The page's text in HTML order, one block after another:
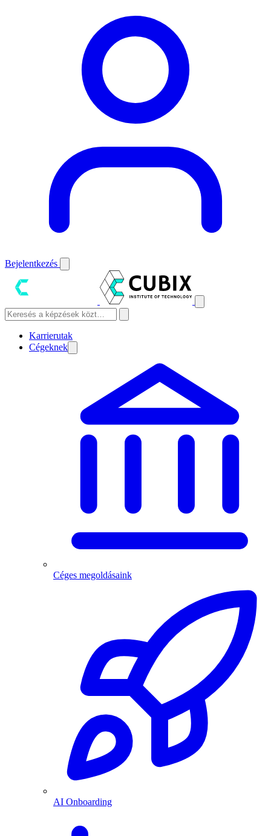
Bejelentkezés
Karrierutak
Cégeknek
Céges megoldásaink
AI Onboarding